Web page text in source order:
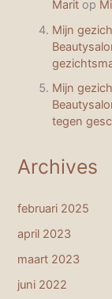
Marit op
Mijn
Mijn
tegen
Archives
februari 2025
april 2023
maart 2023
juni 2022